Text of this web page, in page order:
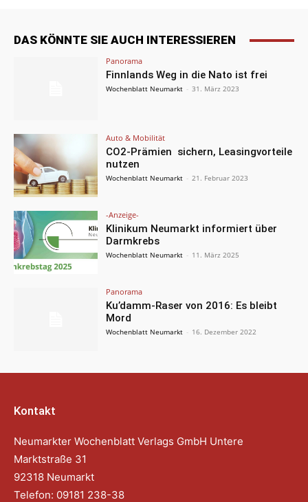
DAS KÖNNTE SIE AUCH INTERESSIEREN
Panorama
Finnlands Weg in die Nato ist frei
Wochenblatt Neumarkt - 31. März 2023
Auto & Mobilität
CO2-Prämien sichern, Leasingvorteile
nutzen
Wochenblatt Neumarkt - 21. Februar 2023
-Anzeige-
Klinikum Neumarkt informiert über
Darmkrebs
Wochenblatt Neumarkt - 11. März 2025
Panorama
Ku’damm-Raser von 2016: Es bleibt
Mord
Wochenblatt Neumarkt - 16. Dezember 2022
Kontakt
Neumarkter Wochenblatt Verlags GmbH Untere
Marktstraße 31
92318 Neumarkt
Telefon: 09181 238-38